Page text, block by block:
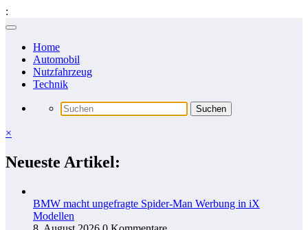
:
Zum
springenHome
Automobil
Nutzfahrzeug
Technik
×
Neueste Artikel:
BMW macht ungefragte Spider-Man Werbung in iX
Modellen